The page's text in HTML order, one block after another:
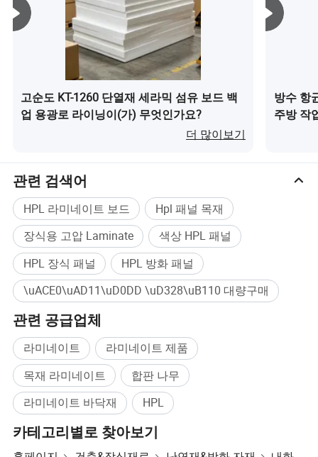
고순도 KT-1260 단열재 세라믹 섬유 보드 백
업 용광로 라이닝이(가) 무엇인가요?
더 많이보기
방수 항
주방 작
관련 검색어
HPL 라미네이트 보드
Hpl 패널 목재
장식용 고압 Laminate
색상 HPL 패널
HPL 장식 패널
HPL 방화 패널
\uACE0\uAD11\uD0DD \uD328\uB110 대량구매
관련 공급업체
라미네이트
라미네이트 제품
목재 라미네이트
합판 나무
라미네이트 바닥재
HPL
카테고리별로 찾아보기